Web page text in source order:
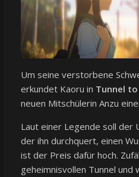
Um seine verstorbene
erkundet Kaoru in Tunnel
neuen Mitschülerin Anzu
Laut einer Legende soll der
der ihn durchquert, einen
ist der Preis dafür hoch.
geheimnisvollen Tunnel und